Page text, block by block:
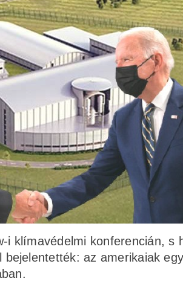
i klímavédelmi konferencián, s
az amerikaiak